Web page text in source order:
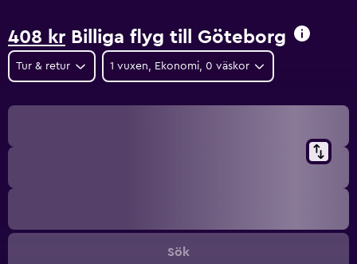
408 kr Billiga flyg till Göteborg
Tur & retur 1 vuxen, Ekonomi, 0 väskor
Sök